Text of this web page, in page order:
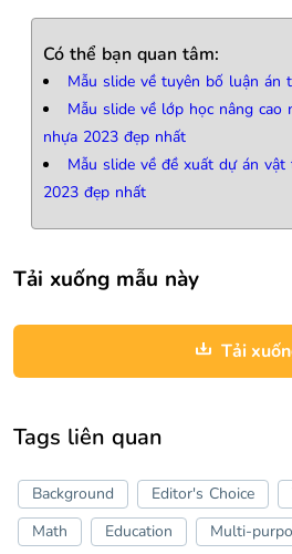
Có thể bạn quan tâm:
Mẫu slide về tuyên bố luận án
Mẫu slide về lớp học nâng cao
nhựa 2023 đẹp nhất
Mẫu slide về đề xuất dự án
2023 đẹp nhất
Tải xuống mẫu này
Tải
Tags liên quan
Background Editor's Choice
Math
Education Multi-